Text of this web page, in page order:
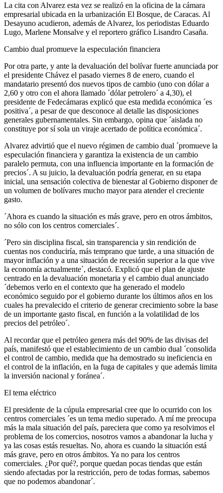
La cita con Alvarez esta vez se realizó en la oficina de la cámara
empresarial ubicada en la urbanización El Bosque, de Caracas. Al
Desayuno acudieron, además de Alvarez, los periodistas Eduardo
Lugo, Marlene Monsalve y el reportero gráfico Lisandro Casaña.
Cambio dual promueve la especulación financiera
Por otra parte, y ante la devaluación del bolívar fuerte anunciada por
el presidente Chávez el pasado viernes 8 de enero, cuando el
mandatario presentó dos nuevos tipos de cambio (uno con dólar a
2,60 y otro con el ahora llamado ´dólar petrolero´ a 4,30), el
presidente de Fedecámaras explicó que esta medida económica ´es
positiva´, a pesar de que desconoce al detalle las disposiciones
generales gubernamentales. Sin embargo, opina que ´aislada no
constituye por sí sola un viraje acertado de política económica´.
Alvarez advirtió que el nuevo régimen de cambio dual ´promueve la
especulación financiera y garantiza la existencia de un cambio
paralelo permuta, con una influencia importante en la formación de
precios´. A su juicio, la devaluación podría generar, en su etapa
inicial, una sensación colectiva de bienestar al Gobierno disponer de
un volumen de bolívares mucho mayor para atender el creciente
gasto.
´Ahora es cuando la situación es más grave, pero en otros ámbitos,
no sólo con los centros comerciales´.
´Pero sin disciplina fiscal, sin transparencia y sin rendición de
cuentas nos conduciría, más temprano que tarde, a una situación de
mayor inflación y a una situación de recesión superior a la que vive
la economía actualmente´, destacó. Explicó que el plan de ajuste
centrado en la devaluación monetaria y el cambio dual anunciado
´debemos verlo en el contexto que ha generado el modelo
económico seguido por el gobierno durante los últimos años en los
cuales ha prevalecido el criterio de generar crecimiento sobre la base
de un importante gasto fiscal, en función a la volatilidad de los
precios del petróleo´.
Al recordar que el petróleo genera más del 90% de las divisas del
país, manifestó que el establecimiento de un cambio dual ´consolida
el control de cambio, medida que ha demostrado su ineficiencia en
el control de la inflación, en la fuga de capitales y que además limita
la inversión nacional y foránea´.
El tema eléctrico
El presidente de la cúpula empresarial cree que lo ocurrido con los
centros comerciales ´es un tema medio superado. A mí me preocupa
más la mala situación del país, pareciera que como ya resolvimos el
problema de los comercios, nosotros vamos a abandonar la lucha y
ya las cosas estás resueltas. No, ahora es cuando la situación está
más grave, pero en otros ámbitos. Ya no para los centros
comerciales. ¿Por qué?, porque quedan pocas tiendas que están
siendo afectadas por la restricción, pero de todas formas, sabemos
que no podemos abandonar´.